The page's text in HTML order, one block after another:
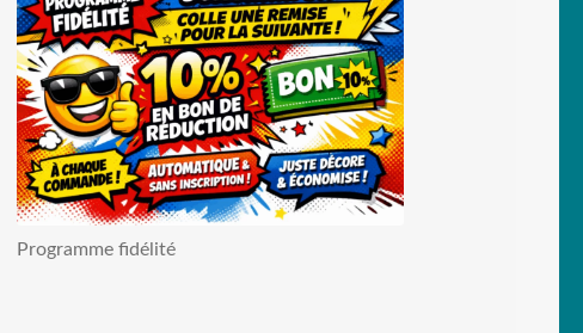
Programme fidélité